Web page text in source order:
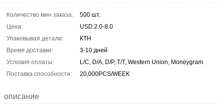
Количество мин заказа:
500 шт.
Цена:
USD:2.0-8.0
Упаковывая детали:
КТН
Время доставки:
3-10 дней
Условия оплаты:
L/C, D/A, D/P, T/T, Western Union, Moneygram
Поставка способности:
20,000PCS/WEEK
описание